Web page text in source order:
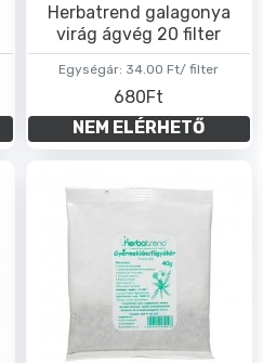
Egységár: 34.00 Ft/ filter
Herbatrend galagonya
virág ágvég 20 filter
680Ft
NEM ELÉRHETŐ